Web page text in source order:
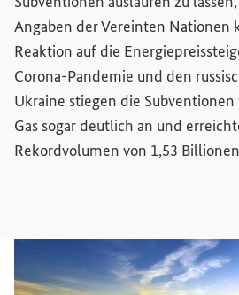
Angaben der Vereinten Nationen
Reaktion auf die
Corona-Pandemie und den
Ukraine stiegen die
Gas sogar deutlich an und
Rekordvolumen von 1,53 Billionen